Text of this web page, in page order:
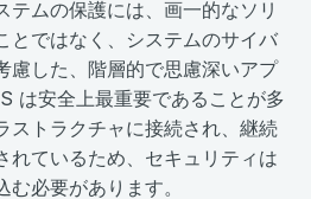
テムの保護には、画一的なソリ
とではなく、システムのサイバ
慮した、階層的で思慮深いアプ
は安全上最重要であることが多
ストラクチャに接続され、継続
れているため、セキュリティは
必要があります。